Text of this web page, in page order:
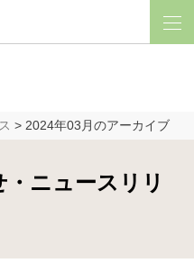
> 2024年03月のアーカイブ
ニュースリリ